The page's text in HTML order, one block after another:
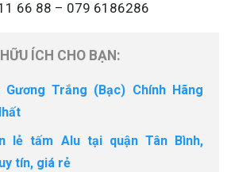
66 88 – 079 6186286
ÍCH CHO BẠN:
Trắng (Bạc) Chính Hãng
lẻ tấm Alu tại quận Tân Bình,
tín, giá rẻ